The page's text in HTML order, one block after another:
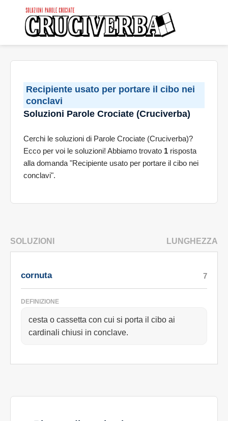
Recipiente usato per portare il cibo nei
conclavi
Soluzioni Parole Crociate (Cruciverba)
Cerchi le soluzioni di Parole Crociate (Cruciverba)?
Ecco per voi le soluzioni! Abbiamo trovato 1 risposta
alla domanda "Recipiente usato per portare il cibo nei
conclavi".
SOLUZIONI LUNGHEZZA
cornuta
DEFINIZIONE
cesta o cassetta con cui si porta il cibo ai
cardinali chiusi in conclave.
7